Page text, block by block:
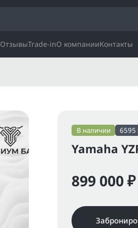
ОтзывыTrade-inО компанииКонтакты
Yamaha
В наличии 6595
899 000 ₽